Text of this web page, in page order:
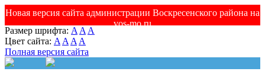
Новая версия сайта администрации Воскресенского района на
vos-mo.ru
Размер шрифта: A A A
Цвет сайта: A A A A
Полная версия сайта